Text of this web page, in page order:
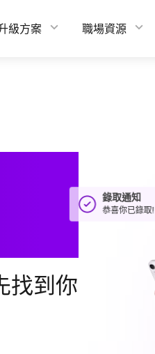
級方案 職場資源
找到你
錄取通知
恭喜你已錄取!